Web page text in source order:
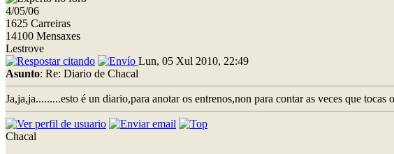
4/05/06
1625 Carreiras
14100 Mensaxes
Lestrove
Lun, 05 Xul 2010, 22:49
Asunto: Re: Diario de Chacal
Ja,ja,ja.........esto é un diario,para anotar os entrenos,non para contar as veces que tocas
Chacal